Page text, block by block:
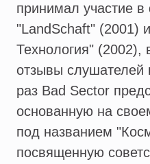
принимал участие
"LandSchaft" (2001)
Технология" (2002),
отзывы слушателей
раз Bad Sector
основанную на
под названием
посвященную